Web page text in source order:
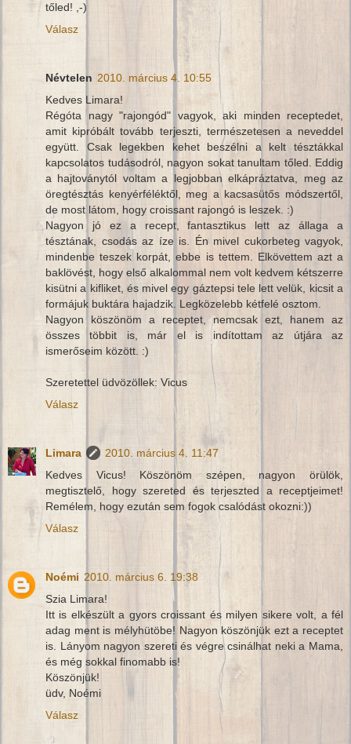
tőled! ,-)
Válasz
Névtelen 2010. március 4. 10:55
Kedves Limara!
Régóta nagy "rajongód" vagyok, aki minden receptedet,
amit kipróbált tovább terjeszti, természetesen a neveddel
együtt. Csak legekben kehet beszélni a kelt tésztákkal
kapcsolatos tudásodról, nagyon sokat tanultam tőled. Eddig
a hajtoványtól voltam a legjobban elkápráztatva, meg az
öregtésztás kenyérféléktől, meg a kacsasütős módszertől,
de most látom, hogy croissant rajongó is leszek. :)
Nagyon jó ez a recept, fantasztikus lett az állaga a
tésztának, csodás az íze is. Én mivel cukorbeteg vagyok,
mindenbe teszek korpát, ebbe is tettem. Elkövettem azt a
baklövést, hogy első alkalommal nem volt kedvem kétszerre
kisütni a kifliket, és mivel egy gáztepsi tele lett velük, kicsit a
formájuk buktára hajadzik. Legközelebb kétfelé osztom.
Nagyon köszönöm a receptet, nemcsak ezt, hanem az
összes többit is, már el is indítottam az útjára az
ismerőseim között. :)
Szeretettel üdvözöllek: Vicus
Válasz
Limara
2010. március 4. 11:47
Kedves Vicus! Köszönöm szépen, nagyon örülök,
megtisztelő, hogy szereted és terjeszted a receptjeimet!
Remélem, hogy ezután sem fogok csalódást okozni:))
Válasz
Noémi 2010. március 6. 19:38
Szia Limara!
Itt is elkészült a gyors croissant és milyen sikere volt, a fél
adag ment is mélyhütöbe! Nagyon köszönjük ezt a receptet
is. Lányom nagyon szereti és végre csinálhat neki a Mama,
és még sokkal finomabb is!
Köszönjük!
üdv, Noémi
Válasz